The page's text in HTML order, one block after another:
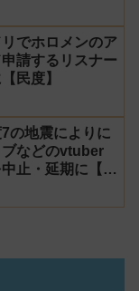
でホロメンのア
請するリスナー
民度】
の地震によりに
ブなどのvtuber
止・延期に【不